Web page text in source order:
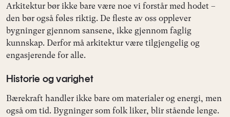
Arkitektur bør ikke bare være noe vi forstår med hodet –
den bør også føles riktig. De fleste av oss opplever
bygninger gjennom sansene, ikke gjennom faglig
kunnskap. Derfor må arkitektur være tilgjengelig og
engasjerende for alle.
Historie og varighet
Bærekraft handler ikke bare om materialer og energi, men
også om tid. Bygninger som folk liker, blir stående lenge.